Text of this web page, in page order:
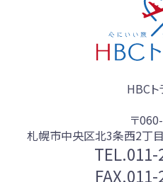
HBCト
〒
札幌市中央区北3条西2丁
TEL.011-